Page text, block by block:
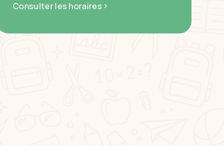
Consulter les horaires